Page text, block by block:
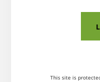
This site is